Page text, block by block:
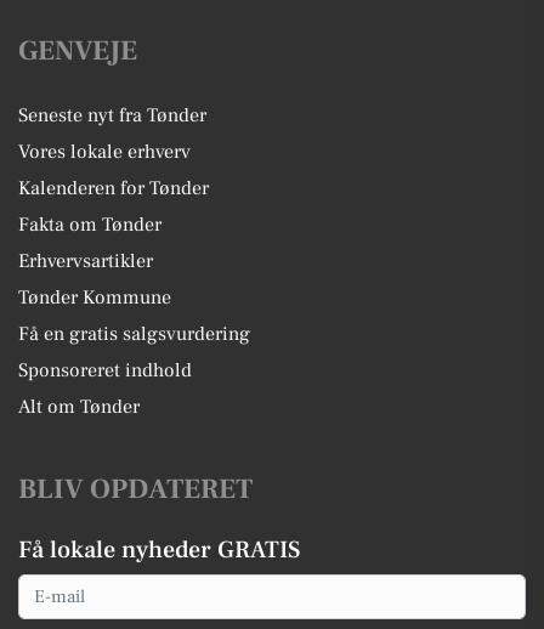
GENVEJE
Seneste nyt fra Tønder
Vores lokale erhverv
Kalenderen for Tønder
Fakta om Tønder
Erhvervsartikler
Tønder Kommune
Få en gratis salgsvurdering
Sponsoreret indhold
Alt om Tønder
BLIV OPDATERET
Få lokale nyheder GRATIS
Email